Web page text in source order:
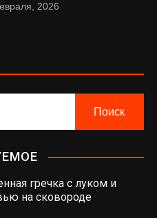
2026
гречка с луком и
на сковороде